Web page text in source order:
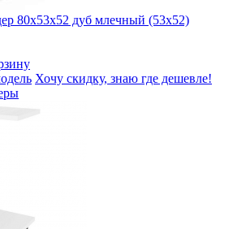
80х53х52 дуб млечный (53x52)
Хочу скидку, знаю где дешевле!